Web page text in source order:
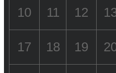
10 11 12
17 18 19